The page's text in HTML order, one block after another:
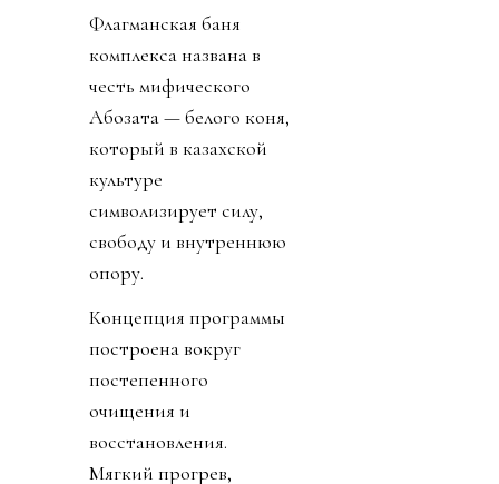
Флагманская баня
комплекса названа в
честь мифического
Ақбозата — белого коня,
который в казахской
культуре
символизирует силу,
свободу и внутреннюю
опору.
Концепция программы
построена вокруг
постепенного
очищения и
восстановления.
Мягкий прогрев,